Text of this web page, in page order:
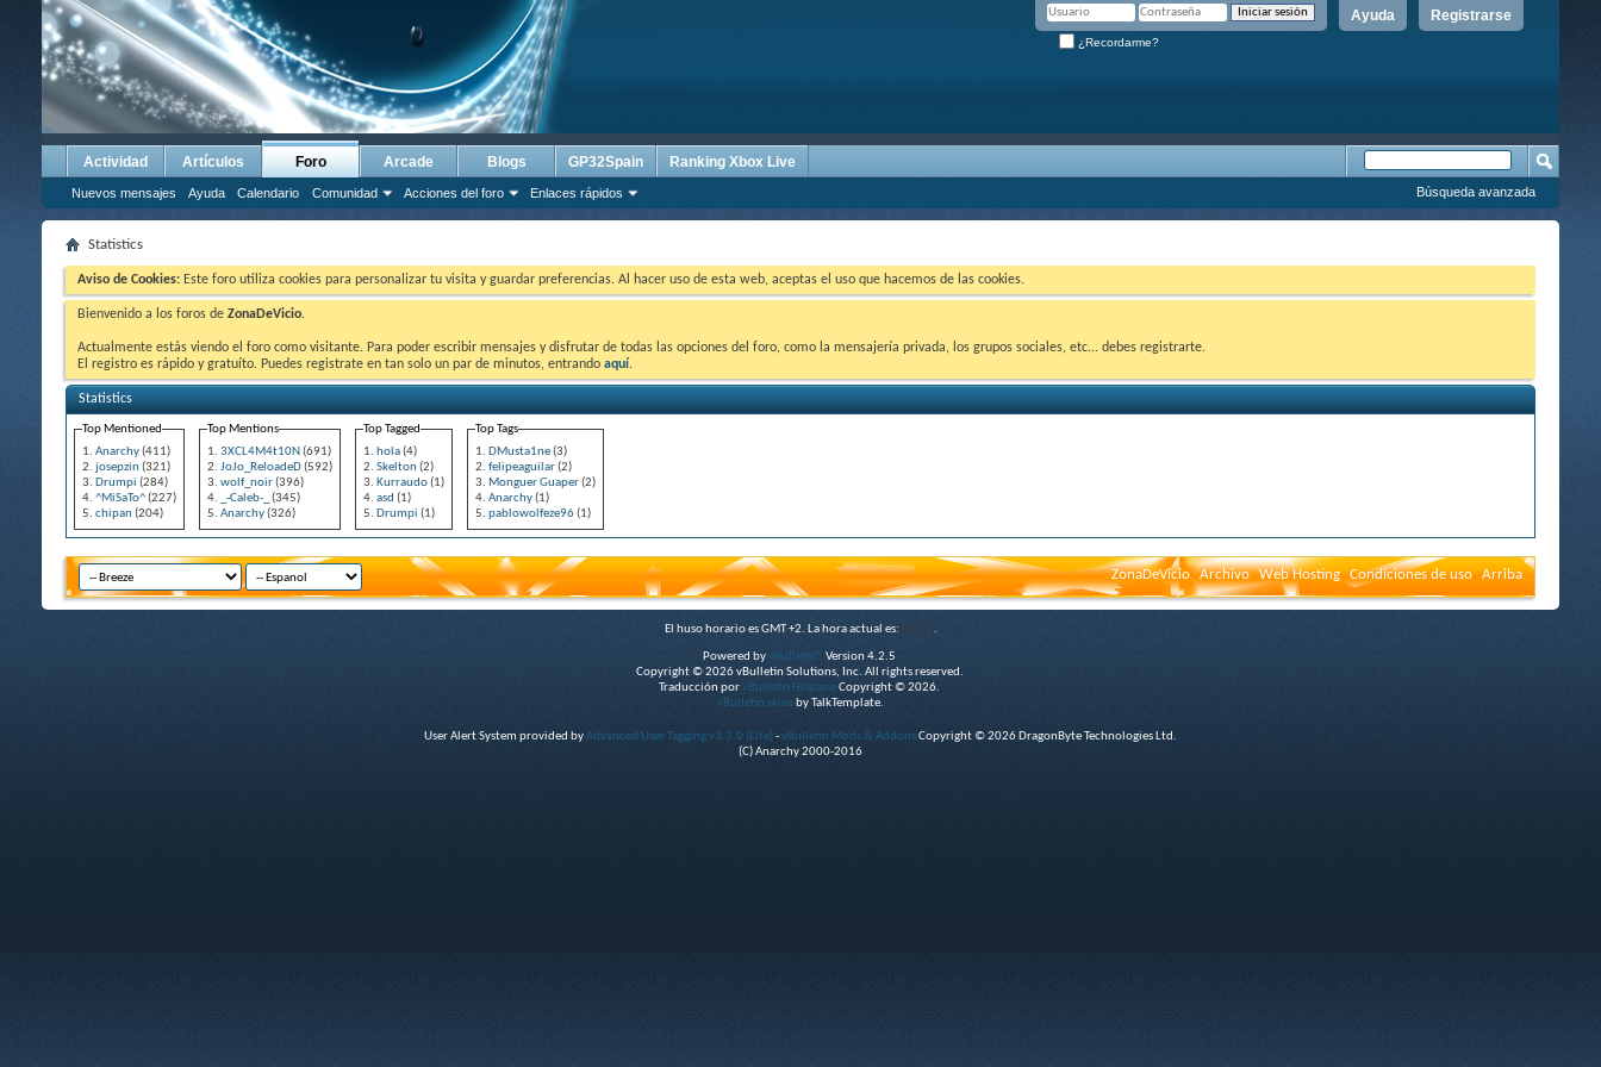
Registrarse
Ayuda
¿Recordarme?
Actividad Artículos Foro
Nuevos mensajes Ayuda Calendario Comunidad Acciones del foro Enlaces rápidos
Arcade Blogs GP32Spain Ranking Xbox Live
Búsqueda avanzada
Statistics
Aviso de Cookies: Este foro utiliza cookies para personalizar tu visita y guardar preferencias. Al hacer uso de esta web, aceptas el uso que hacemos de las cookies.
Bienvenido a los foros de ZonaDeVicio.
Actualmente estás viendo el foro como visitante. Para poder escribir mensajes y disfrutar de todas las opciones del foro, como la mensajería privada, los grupos sociales, etc... debes registrarte.
El registro es rápido y gratuíto. Puedes registrate en tan solo un par de minutos, entrando aquí.
Statistics
Top Mentioned
Anarchy(411)
josepzin(321)
Drumpi (284)
^MiSaTo^(227)
chipan(204)
Top Mentions
3XCL4M4t10N (691)
JoJo_ReloadeD(592)
wolf_noir(396)
_-Caleb-_
(345)
Anarchy(326)
Top Tagged
hola(4)
Skelton(2)
Kurraudo(1)
asd (1)
Drumpi (1)
Top Tags
DMusta1ne(3)
felipeaguilar(2)
Monguer Guaper(2)
Anarchy(1)
pablowolfeze96(1)
ZonaDeVicio Archivo Web Hosting Condiciones de uso Arriba
El huso horario es GMT +2. La hora actual es: 04:12.
Powered byvBulletin® Version 4.2.5
Copyright © 2026 vBulletin Solutions, Inc. All rights reserved.
Traducción porvBulletin Hispano Copyright © 2026.
vBulletin skins by TalkTemplate.
User Alert System provided byAdvanced User Tagging v3.3.0 (Lite) -vBulletin Mods & AddonsCopyright © 2026 DragonByte Technologies Ltd.
(C) Anarchy 2000-2016